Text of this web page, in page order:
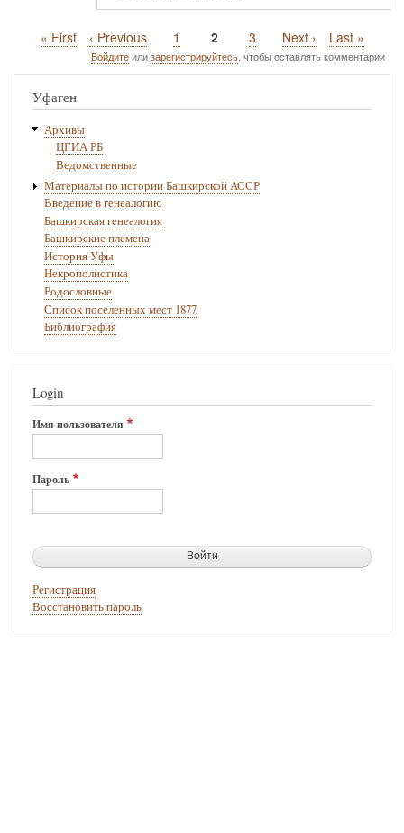
Нумерация
страниц
Первая
страница
« First
Предыдущая
страница
‹ Previous Page
1
Текущая
страница
2 Page
3
Следующая
страница
Next ›
Последняя
страница
Last »
Войдитеилизарегистрируйтесь, чтобы оставлять комментарии
Уфаген
Архивы
ЦГИА РБ
Ведомственные
Материалы по истории Башкирской АССР
Введение в генеалогию
Башкирская генеалогия
Башкирские племена
История Уфы
Некрополистика
Родословные
Список поселенных мест 1877
Библиография
Login
Имя пользователя
Пароль
Регистрация
Восстановить пароль